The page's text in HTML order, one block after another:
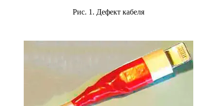
Рис. 1. Дефект кабеля